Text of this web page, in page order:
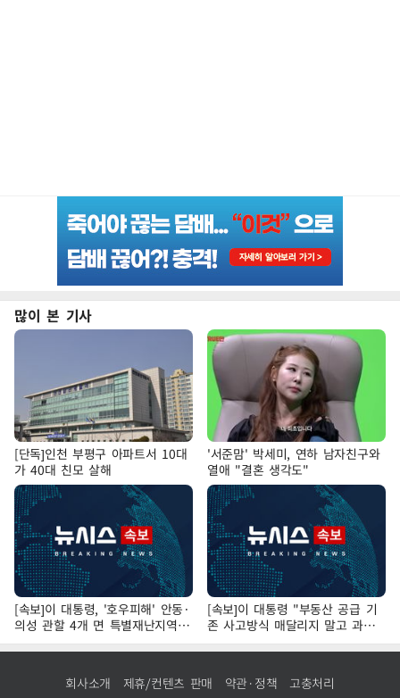
많이 본 기사
[단독]인천 부평구 아파트서 10대
가 40대 친모 살해
'서준맘' 박세미, 연하 남자친구와
열애 "결혼 생각도"
[속보]이 대통령, '호우피해' 안동·
의성 관할 4개 면 특별재난지역
선포
[속보]이 대통령 "부동산 공급 기
존 사고방식 매달리지 말고 과감
히 실천"
회사소개 제휴/컨텐츠 판매 약관·정책 고충처리